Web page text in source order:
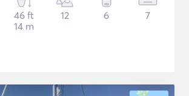
46 ft
14 m
12 6 7